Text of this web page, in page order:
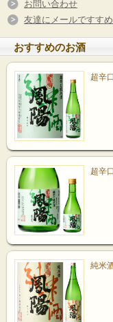
お問い合わせ
友達にメールですす
おすすめのお酒
超辛
超辛
純米